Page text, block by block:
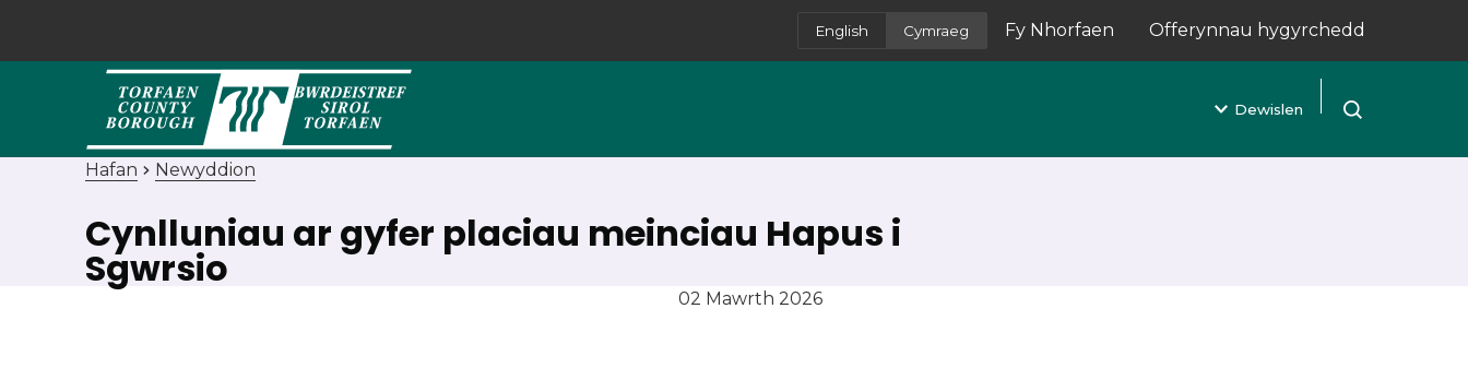
English Cymraeg Fy Nhorfaen
(yn agor mewn tab newydd)
Offerynnau hygyrchedd
Dewislen
Agor chwilio
Hafan Newyddion
Cynlluniau ar gyfer placiau meinciau Hapus i
Sgwrsio
02 Mawrth 2026